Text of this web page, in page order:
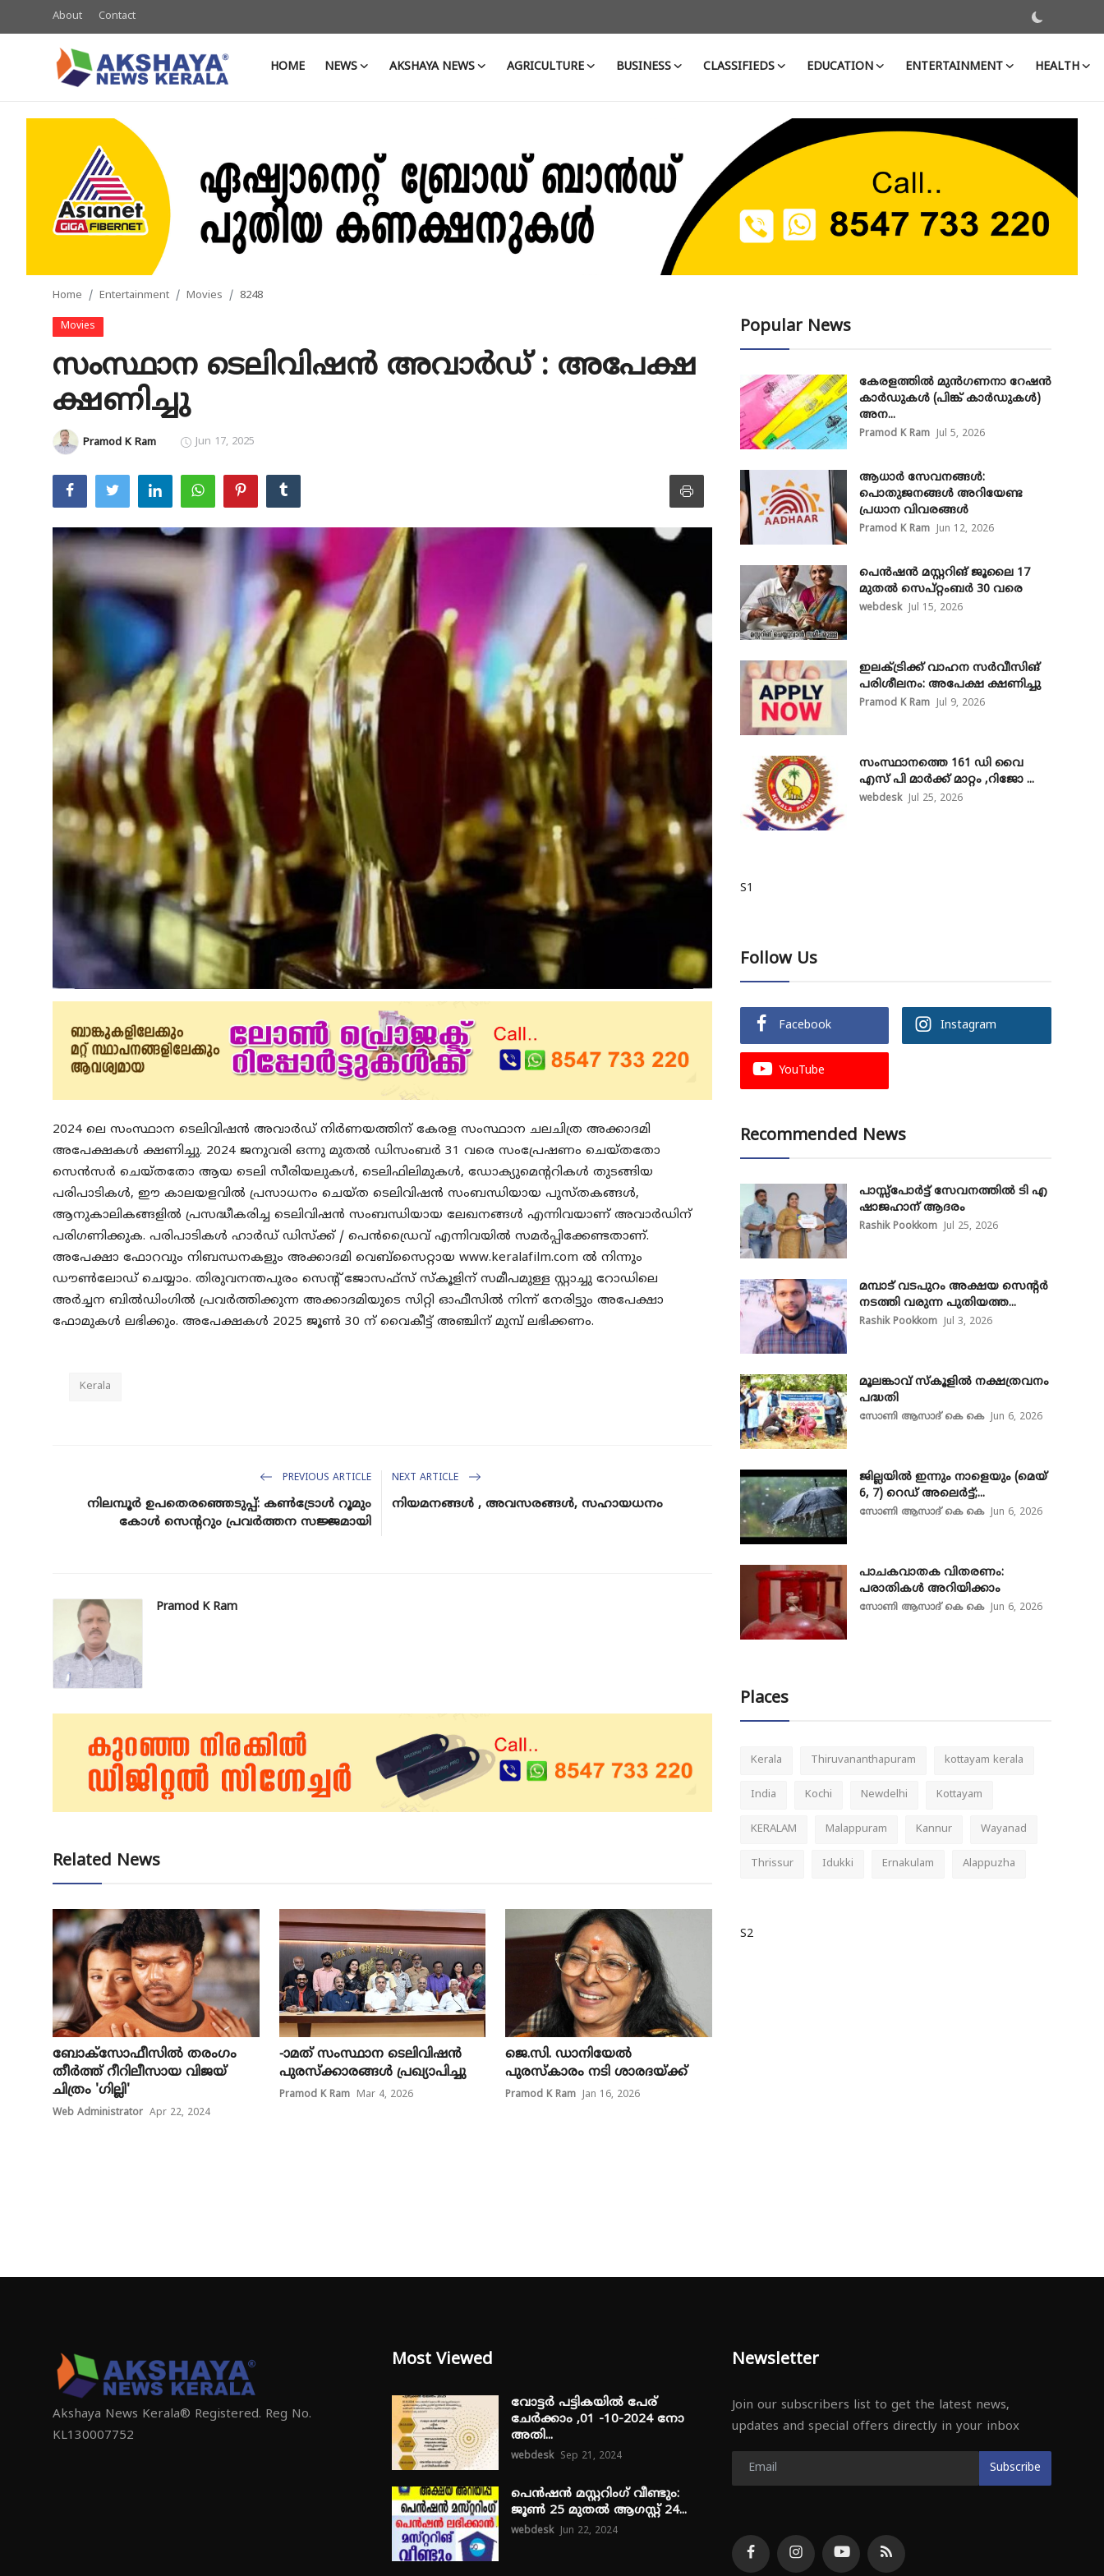
About Contact
HOME NEWS AKSHAYA NEWS AGRICULTURE BUSINESS CLASSIFIEDS EDUCATION ENTERTAINMENT HEALTH
Business
Classifieds
Education
Entertainment
Travel & Tourism
Gallery
E-Paper
Home Entertainment Movies 8248
Movies
സംസ്ഥാന ടെലിവിഷൻ അവാർഡ് : അപേക്ഷ
ക്ഷണിച്ചു
Pramod K Ram Jun 17, 2025
2024 ലെ സംസ്ഥാന ടെലിവിഷൻ അവാർഡ് നിർണയത്തിന് കേരള സംസ്ഥാന ചലചിത്ര അക്കാദമി
അപേക്ഷകൾ ക്ഷണിച്ചു. 2024 ജനുവരി ഒന്നു മുതൽ ഡിസംബർ 31 വരെ സംപ്രേഷണം ചെയ്തതോ
സെൻസർ ചെയ്തതോ ആയ ടെലി സീരിയലുകൾ, ടെലിഫിലിമുകൾ, ഡോക്യുമെൻ്ററികൾ തുടങ്ങിയ
പരിപാടികൾ, ഈ കാലയളവിൽ പ്രസാധനം ചെയ്ത ടെലിവിഷൻ സംബന്ധിയായ പുസ്തകങ്ങൾ,
ആനുകാലികങ്ങളിൽ പ്രസദ്ധീകരിച്ച ടെലിവിഷൻ സംബന്ധിയായ ലേഖനങ്ങൾ എന്നിവയാണ് അവാർഡിന്
പരിഗണിക്കുക. പരിപാടികൾ ഹാർഡ് ഡിസ്ക്ക് / പെൻഡ്രൈവ് എന്നിവയിൽ സമർപ്പിക്കേണ്ടതാണ്.
അപേക്ഷാ ഫോറവും നിബന്ധനകളും അക്കാദമി വെബ്സൈറ്റായ www.keralafilm.com ൽ നിന്നും
ഡൗൺലോഡ് ചെയ്യാം. തിരുവനന്തപുരം സെൻ്റ് ജോസഫ്സ് സ്കൂളിന് സമീപമുള്ള സ്റ്റാച്ചു റോഡിലെ
അർച്ചന ബിൽഡിംഗിൽ പ്രവർത്തിക്കുന്ന അക്കാദമിയുടെ സിറ്റി ഓഫീസിൽ നിന്ന് നേരിട്ടും അപേക്ഷാ
ഫോമുകൾ ലഭിക്കും. അപേക്ഷകൾ 2025 ജൂൺ 30 ന് വൈകീട്ട് അഞ്ചിന് മുമ്പ് ലഭിക്കണം.
Kerala
PREVIOUS ARTICLE
നിലമ്പൂർ ഉപതെരഞ്ഞെടുപ്പ്: കൺട്രോൾ റൂമും
കോൾ സെന്ററും പ്രവർത്തന സജ്ജമായി
NEXT ARTICLE
നിയമനങ്ങൾ , അവസരങ്ങൾ, സഹായധനം
Pramod K Ram
Related News
ബോക്സോഫീസിൽ തരം​ഗം
തീർത്ത് റീറിലീസായ വിജയ്
ചിത്രം 'ഗില്ലി'
Web Administrator Apr 22, 2024
-ാമത് സംസ്ഥാന ടെലിവിഷൻ
പുരസ്‌ക്കാരങ്ങൾ പ്രഖ്യാപിച്ചു
Pramod K Ram Mar 4, 2026
ജെ.സി. ഡാനിയേൽ
പുരസ്കാരം നടി ശാരദയ്ക്ക്
Pramod K Ram Jan 16, 2026
Popular News
കേരളത്തിൽ മുൻഗണനാ റേഷൻ
കാർഡുകൾ (പിങ്ക് കാർഡുകൾ)
അന...
Pramod K Ram Jul 5, 2026
ആധാർ സേവനങ്ങൾ:
പൊതുജനങ്ങൾ അറിയേണ്ട
പ്രധാന വിവരങ്ങൾ
Pramod K Ram Jun 12, 2026
പെൻഷൻ മസ്റ്ററിങ് ജൂലൈ 17
മുതൽ സെപ്റ്റംബർ 30 വരെ
webdesk Jul 15, 2026
ഇലക്ട്രിക്ക് വാഹന സർവീസിങ്
പരിശീലനം: അപേക്ഷ ക്ഷണിച്ചു
Pramod K Ram Jul 9, 2026
സംസ്ഥാനത്തെ 161 ഡി വൈ
എസ് പി മാർക്ക് മാറ്റം ,റിജോ ...
webdesk Jul 25, 2026
S1
Follow Us
Facebook Instagram
YouTube
Recommended News
പാസ്സ്‌പോർട്ട് സേവനത്തിൽ ടി എ
ഷാജഹാന് ആദരം
Rashik Pookkom Jul 25, 2026
മമ്പാട് വടപുറം അക്ഷയ സെന്റർ
നടത്തി വരുന്ന പുതിയത്ത...
Rashik Pookkom Jul 3, 2026
മൂലങ്കാവ് സ്കൂളിൽ നക്ഷത്രവനം
പദ്ധതി
സോണി ആസാദ് കെ കെ Jun 6, 2026
ജില്ലയിൽ ഇന്നും നാളെയും (മെയ്
6, 7) റെഡ് അലെർട്ട്;...
സോണി ആസാദ് കെ കെ Jun 6, 2026
പാചകവാതക വിതരണം:
പരാതികൾ അറിയിക്കാം
സോണി ആസാദ് കെ കെ Jun 6, 2026
Places
Kerala Thiruvananthapuram kottayam kerala
India Kochi Newdelhi Kottayam
KERALAM Malappuram Kannur Wayanad
Thrissur Idukki Ernakulam Alappuzha
S2
Akshaya News Kerala® Registered. Reg No.
KL130007752
Most Viewed
വോട്ടർ പട്ടികയിൽ പേര്
ചേർക്കാം ,01 -10-2024 നോ
അതി...
webdesk Sep 21, 2024
പെൻഷൻ മസ്റ്ററിംഗ് വീണ്ടും:
ജൂൺ 25 മുതൽ ആഗസ്റ്റ് 24...
webdesk Jun 22, 2024
Newsletter
Join our subscribers list to get the latest news,
updates and special offers directly in your inbox
Subscribe